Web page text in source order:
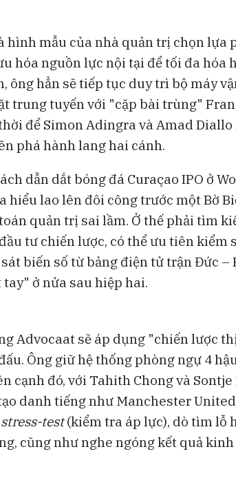
hình mẫu của nhà quản trị chọn lựa
hóa nguồn lực nội tại để tối đa hóa
ông hẳn sẽ tiếp tục duy trì bộ máy
trung tuyến với "cặp bài trùng"
để Simon Adingra và Amad
phá hành lang hai cánh.
dẫn dắt bóng đá Curaçao IPO ở
hiểu lao lên đôi công trước một Bờ
quản trị sai lầm. Ở thế phải tìm
tư chiến lược, có thể ưu tiên kiểm
biến số từ bảng điện tử trận Đức –
ở nửa sau hiệp hai.
Advocaat sẽ áp dụng "chiến lược
Ông giữ hệ thống phòng ngự 4
cạnh đó, với Tahith Chong và
danh tiếng như Manchester
stress-test(kiểm tra áp lực), dò tìm lỗ
cũng như nghe ngóng kết quả